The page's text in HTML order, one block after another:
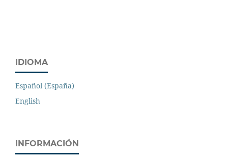
IDIOMA
Español (España)
English
INFORMACIÓN